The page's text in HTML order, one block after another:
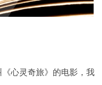
心灵奇旅》的电影，我